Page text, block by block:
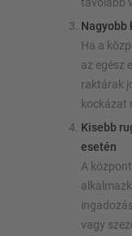
Nagyobb
Ha a
az egész
raktárak
kockázat
Kisebb
esetén
A
vagy